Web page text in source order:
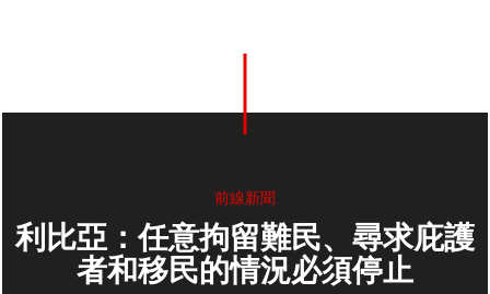
前線新聞
利比亞：任意拘留難民、尋求庇護
者和移民的情況必須停止